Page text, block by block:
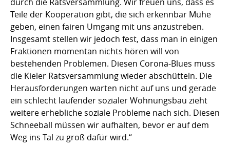
Teile der Kooperation gibt, die sich erkennbar Mühe
geben, einen fairen Umgang mit uns anzustreben.
Insgesamt stellen wir jedoch fest, dass man in einigen
Fraktionen momentan nichts hören will von
bestehenden Problemen. Diesen Corona-Blues muss
die Kieler Ratsversammlung wieder abschütteln. Die
Herausforderungen warten nicht auf uns und gerade
ein schlecht laufender sozialer Wohnungsbau zieht
weitere erhebliche soziale Probleme nach sich. Diesen
Schneeball müssen wir aufhalten, bevor er auf dem
Weg ins Tal zu groß dafür wird.“